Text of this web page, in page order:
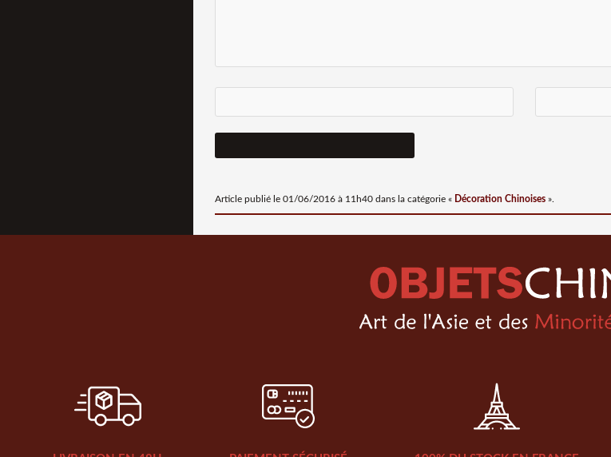
Article publié le 01/06/2016 à 11h40 dans la catégorie « Décoration Chinoises».